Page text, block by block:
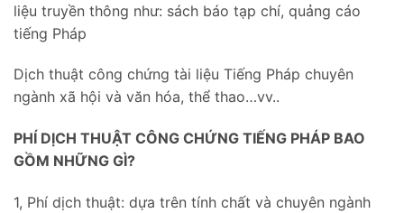
liệu truyền thông như: sách báo tạp chí, quảng cáo
tiếng Pháp
Dịch thuật công chứng tài liệu Tiếng Pháp chuyên
ngành xã hội và văn hóa, thể thao…vv..
PHÍ DỊCH THUẬT CÔNG CHỨNG TIẾNG PHÁP BAO
GỒM NHỮNG GÌ?
1, Phí dịch thuật: dựa trên tính chất và chuyên ngành